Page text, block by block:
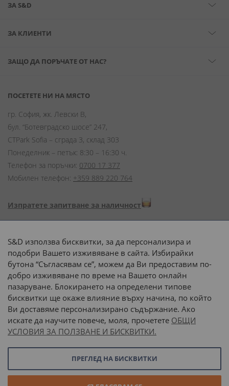
ЗА S&D
ЗА КЛИЕНТИ
ЗАЩО ДА ПОРЪЧАТЕ ОТ НАС?
ПОСЕТЕТЕ НИ НА МЯСТО
гр. София, жк. Левски В,
бул. “Ботевградско шосе” 247,
CTPark Sofia – сграда 3, склад 303
Понеделник – петък: 8:30 – 16:30 ч.
Телефон за поръчки: 0700 17 377
Мобилен телефон: +359 889 220 764
Изпратете запитване за наличност
Начини на плащане:
Доставка до адрес с:
или
наш транспорт
S&D използва бисквитки, за да персонализира и
подобри Вашето изживяване в сайта. Избирайки
бутона “Съгласявам се”, можем да Ви предоставим по-
добро изживяване по време на Вашето онлайн
пазаруване. Блокирането на определени типове
бисквитки ще окаже влияние върху начина, по който
Ви доставяме персонализирано съдържание. Ако
искате да научите повече, моля, прочетете ОБЩИ
УСЛОВИЯ ЗА ПОЛЗВАНЕ И БИСКВИТКИ.
ПРЕГЛЕД НА БИСКВИТКИ